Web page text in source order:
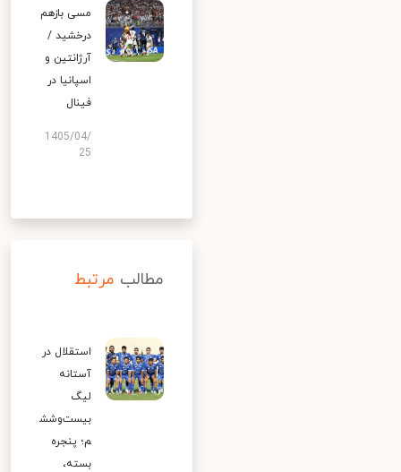
مسی بازهم
درخشید /
آرژانتین و
اسپانیا در
فینال
1405/04/
25
مطالب مرتبط
استقلال در
آستانه
لیگ
بیست‌وشش
م؛ پنجره
بسته،